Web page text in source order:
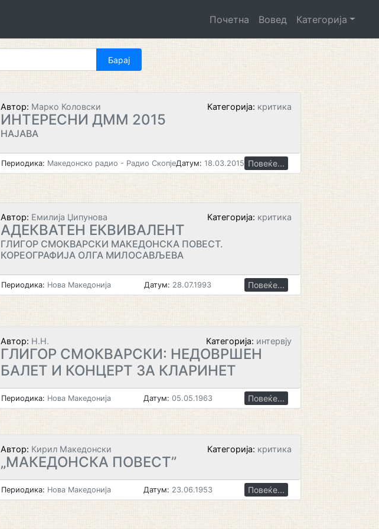
Почетна Вовед Категорија
Автор: Марко Коловски Категорија: критика
ИНТЕРЕСНИ ДММ 2015
НАЈАВА
Периодика: Македонско радио - Радио СкопјеДатум: 18.03.2015 Повеќе...
Автор: Емилија Џипунова Категорија: критика
АДЕКВАТЕН ЕКВИВАЛЕНТ
ГЛИГОР СМОКВАРСКИ МАКЕДОНСКА ПОВЕСТ.
КОРЕОГРАФИЈА ОЛГА МИЛОСАВЉЕВА
Периодика: Нова Македонија Датум: 28.07.1993 Повеќе...
Автор: Н.Н. Категорија: интервју
ГЛИГОР СМОКВАРСКИ: НЕДОВРШЕН
БАЛЕТ И КОНЦЕРТ ЗА КЛАРИНЕТ
Периодика: Нова Македонија Датум: 05.05.1963 Повеќе...
Автор: Кирил Македонски Категорија: критика
„МАКЕДОНСКА ПОВЕСТ”
Периодика: Нова Македонија Датум: 23.06.1953 Повеќе...